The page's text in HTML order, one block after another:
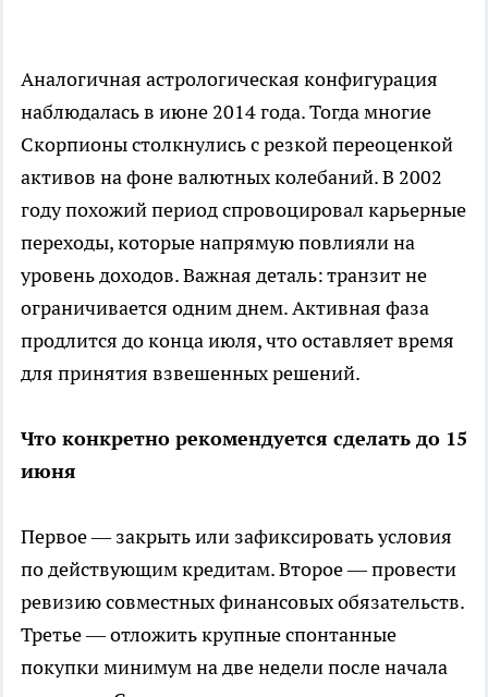
Аналогичная астрологическая конфигурация
наблюдалась в июне 2014 года. Тогда многие
Скорпионы столкнулись с резкой переоценкой
активов на фоне валютных колебаний. В 2002
году похожий период спровоцировал карьерные
переходы, которые напрямую повлияли на
уровень доходов. Важная деталь: транзит не
ограничивается одним днем. Активная фаза
продлится до конца июля, что оставляет время
для принятия взвешенных решений.
Что конкретно рекомендуется сделать до 15
июня
Первое — закрыть или зафиксировать условия
по действующим кредитам. Второе — провести
ревизию совместных финансовых обязательств.
Третье — отложить крупные спонтанные
покупки минимум на две недели после начала